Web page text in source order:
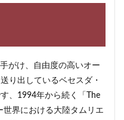
がけ、自由度の高いオー
り出しているベセスダ・
、1994年から続く「The
世界における大陸タムリエ